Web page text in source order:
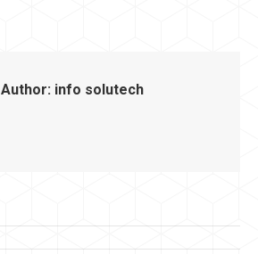
Author: info solutech